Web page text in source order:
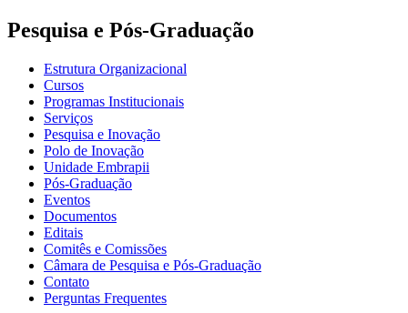
Pesquisa e Pós-Graduação
Estrutura Organizacional
Cursos
Programas Institucionais
Serviços
Pesquisa e Inovação
Polo de Inovação
Unidade Embrapii
Pós-Graduação
Eventos
Documentos
Editais
Comitês e Comissões
Câmara de Pesquisa e Pós-Graduação
Contato
Perguntas Frequentes